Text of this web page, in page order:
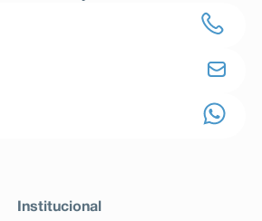
Institucional